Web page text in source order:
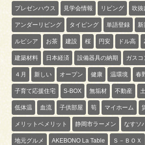
プレゼンハウス 見学会情報 リビング 吹
アンダーリビング タイピング 単語登録 新
ルピシア お茶 建設 桜 円安 ドル高
建築材料 日本経済 設備器具の納期 ガスコ
４月 新しい オープン 健康 温環境 春
子育て応援住宅 S-BOX 無垢材 不動産
低体温 血流 子供部屋 筍 マイホーム
メリットベメリット 静岡市ラーメン なすソ
地元グルメ AKEBONO La Table Ｓ－ＢＯＸ